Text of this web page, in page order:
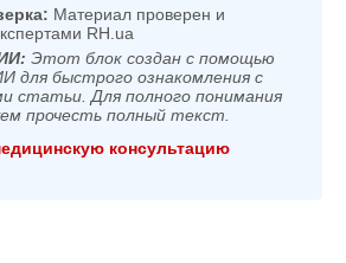
Материал проверен и
RH.ua
Этот блок создан с помощью
для быстрого ознакомления с
статьи. Для полного понимания
прочесть полный текст.
консультацию